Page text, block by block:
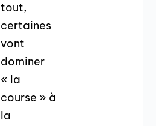
tout,
certaines
vont
dominer
« la
course » à
la